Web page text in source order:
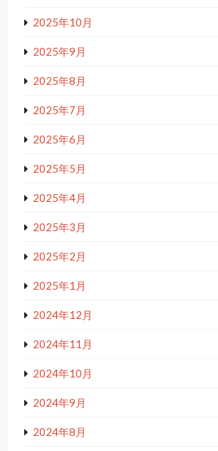
2025年10月
2025年9月
2025年8月
2025年7月
2025年6月
2025年5月
2025年4月
2025年3月
2025年2月
2025年1月
2024年12月
2024年11月
2024年10月
2024年9月
2024年8月